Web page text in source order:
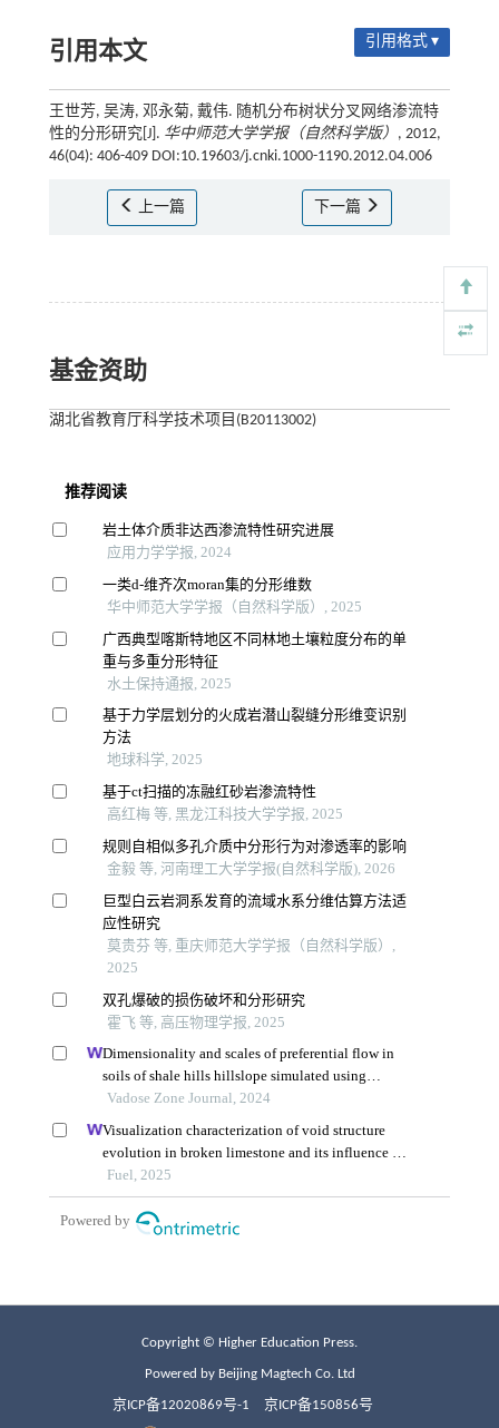
引用本文 引用格式 ▾
王世芳, 吴涛, 邓永菊, 戴伟. 随机分布树状分叉网络渗流特
性的分形研究[J]. 华中师范大学学报（自然科学版） , 2012,
46(04): 406-409 DOI:10.19603/j.cnki.1000-1190.2012.04.006
上一篇 下一篇
基金资助
湖北省教育厅科学技术项目(B20113002)
Copyright © Higher Education Press.
Powered by Beijing Magtech Co. Ltd
京ICP备12020869号-1 京ICP备150856号